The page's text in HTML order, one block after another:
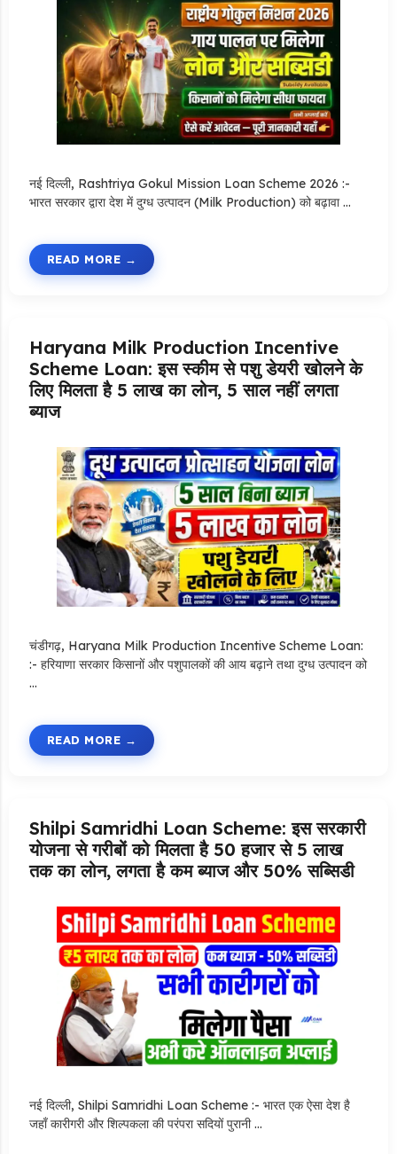
नई दिल्ली, Rashtriya Gokul Mission Loan Scheme 2026 :-
भारत सरकार द्वारा देश में दुग्ध उत्पादन (Milk Production) को बढ़ावा …
READ MORE
Haryana Milk Production Incentive
Scheme Loan: इस स्कीम से पशु डेयरी खोलने के
लिए मिलता है 5 लाख का लोन, 5 साल नहीं लगता
ब्याज
चंडीगढ़, Haryana Milk Production Incentive Scheme Loan:
:- हरियाणा सरकार किसानों और पशुपालकों की आय बढ़ाने तथा दुग्ध उत्पादन को
…
READ MORE
Shilpi Samridhi Loan Scheme: इस सरकारी
योजना से गरीबों को मिलता है 50 हजार से 5 लाख
तक का लोन, लगता है कम ब्याज और 50% सब्सिडी
नई दिल्ली, Shilpi Samridhi Loan Scheme :- भारत एक ऐसा देश है
जहाँ कारीगरी और शिल्पकला की परंपरा सदियों पुरानी …